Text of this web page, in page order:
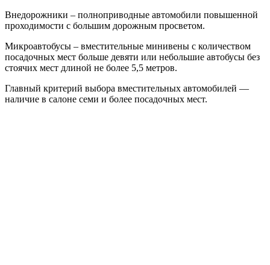
Внедорожники – полноприводные автомобили повышенной
проходимости с большим дорожным просветом.
Микроавтобусы – вместительные минивены с количеством
посадочных мест больше девяти или небольшие автобусы без
стоячих мест длиной не более 5,5 метров.
Главный критерий выбора вместительных автомобилей —
наличие в салоне семи и более посадочных мест.